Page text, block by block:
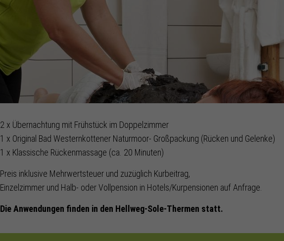
2 x Übernachtung mit Frühstück im Doppelzimmer
1 x Original Bad Westernkottener Naturmoor- Großpackung (Rücken und Gelenke)
1 x Klassische Rückenmassage (ca. 20 Minuten)
Preis inklusive Mehrwertsteuer und zuzüglich Kurbeitrag,
Einzelzimmer und Halb- oder Vollpension in Hotels/Kurpensionen auf Anfrage.
Die Anwendungen finden in den Hellweg-Sole-Thermen statt.